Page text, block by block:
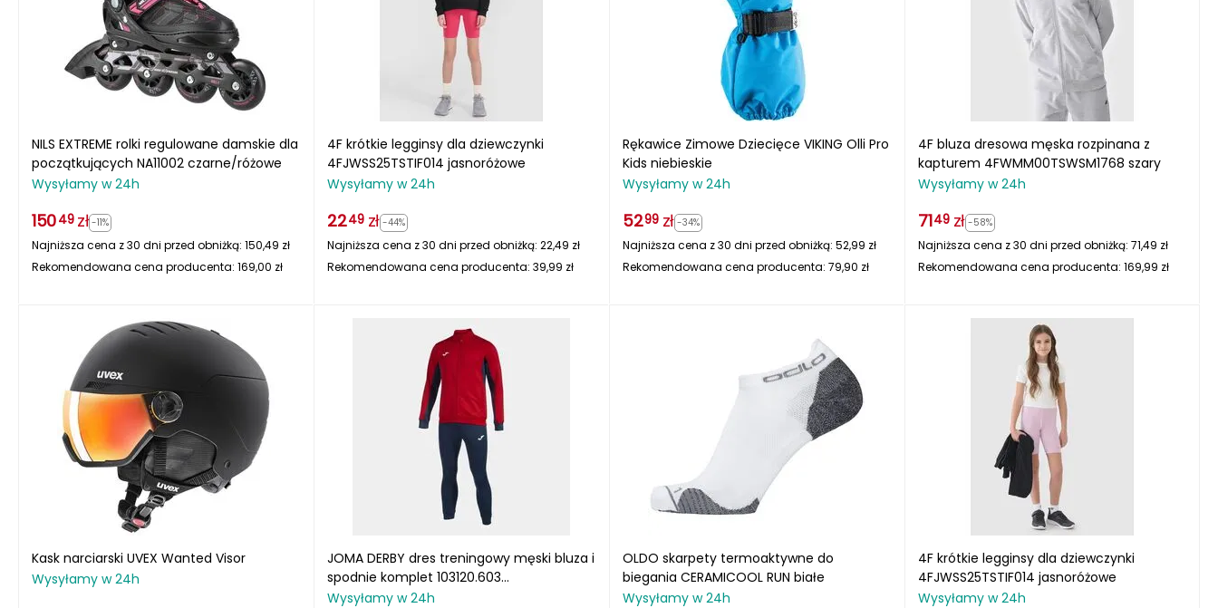
NILS EXTREME rolki regulowane damskie dla
początkujących NA11002 czarne/różowe
Wysyłamy w 24h
15049 zł -11%
Najniższa cena z 30 dni przed obniżką: 150,49 zł
Rekomendowana cena producenta: 169,00 zł
4F krótkie legginsy dla dziewczynki
4FJWSS25TSTIF014 jasnoróżowe
Wysyłamy w 24h
2249 zł -44%
Najniższa cena z 30 dni przed obniżką: 22,49 zł
Rekomendowana cena producenta: 39,99 zł
Rękawice Zimowe Dziecięce VIKING Olli Pro
Kids niebieskie
Wysyłamy w 24h
5299 zł -34%
Najniższa cena z 30 dni przed obniżką: 52,99 zł
Rekomendowana cena producenta: 79,90 zł
4F bluza dresowa męska rozpinana z
kapturem 4FWMM00TSWSM1768 szary
Wysyłamy w 24h
7149 zł -58%
Najniższa cena z 30 dni przed obniżką: 71,49 zł
Rekomendowana cena producenta: 169,99 zł
Kask narciarski UVEX Wanted Visor
Wysyłamy w 24h
JOMA DERBY dres treningowy męski bluza i
spodnie komplet 103120.603
czerwony/granatowy
Wysyłamy w 24h
OLDO skarpety termoaktywne do
biegania CERAMICOOL RUN białe
Wysyłamy w 24h
4F krótkie legginsy dla dziewczynki
4FJWSS25TSTIF014 jasnoróżowe
Wysyłamy w 24h